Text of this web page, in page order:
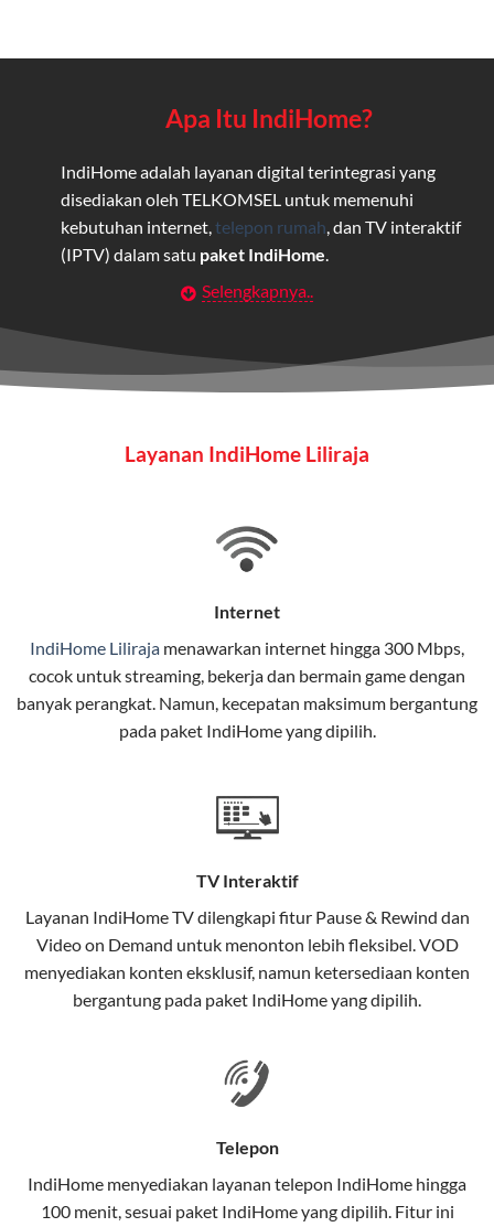
Apa Itu IndiHome?
IndiHome adalah layanan digital terintegrasi yang
disediakan oleh TELKOMSEL untuk memenuhi
kebutuhan internet, telepon rumah , dan TV interaktif
(IPTV) dalam satu paket IndiHome
Layanan Wifi Indihome ini dirancang untuk
maupun individu yang membutuhkan konektivitas dan
hiburan berkualitas tinggi.
pengguna rumah dan bisnis.
stabil, dan memiliki berbagai pilihan paket IndiHome
Selain internet, layanan IndiHome juga mencakup TV
interaktif (IndiHome TV) dan telepon rumah dalam
satu paket.
Teknologi di Balik WiFi IndiHome
Wifi IndiHome menggunakan teknologi Fiber To The
menggunakan kabel serat optik hingga ke rumah
pelanggan. Teknologi ini memiliki beberapa
keunggulan:
Kecepatan Tinggi
dibandingkan kabel tembaga atau DSL.
elektromagnetik, sehingga koneksi tetap lancar.
Selengkapnya..
Layanan IndiHome Liliraja
Internet
IndiHome Liliraja menawarkan internet hingga 300 Mbps,
cocok untuk streaming, bekerja dan bermain game dengan
banyak perangkat. Namun, kecepatan maksimum bergantung
pada paket IndiHome yang dipilih.
TV Interaktif
Layanan IndiHome TVdilengkapi fitur Pause & Rewind dan
Video on Demand untuk menonton lebih fleksibel. VOD
menyediakan konten eksklusif, namun ketersediaan konten
bergantung pada paket IndiHome yang dipilih.
Telepon
IndiHome menyediakan layanan telepon IndiHome hingga
100 menit, sesuai paket IndiHome yang dipilih. Fitur ini